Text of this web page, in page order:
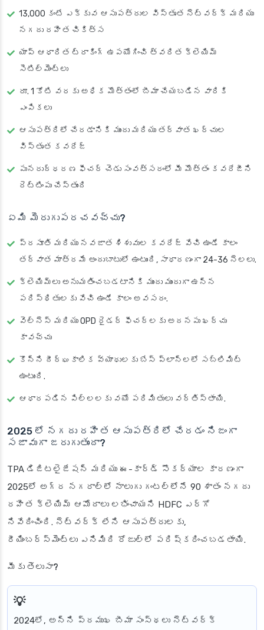
13,000 కంటే ఎక్కువ ఆసుపత్రుల విస్తృత నెట్‌వర్క్ మరియు
నగదు రహిత చికిత్స
యాప్ ఆధారిత ట్రాకింగ్ ఉపయోగించి త్వరిత క్లెయిమ్
సెటిల్‌మెంట్లు
రూ. 1 కోటి వరకు అధిక మొత్తంలో బీమా చేయబడిన వారికి
ఎంపికలు
ఆసుపత్రిలో చేరడానికి ముందు మరియు తర్వాత ఖర్చుల
విస్తృత కవరేజ్
పునరుద్ధరణ ఫీచర్ చెడు సంవత్సరంలో మీ మొత్తం కవరేజీని
రెట్టింపు చేస్తుంది
ఏమి మెరుగుపరచవచ్చు?
ప్రసూతి మరియు నవజాత శిశువుల కవరేజ్ వేచి ఉండే కాలం
తర్వాత మాత్రమే అందుబాటులో ఉంటుంది, సాధారణంగా 24-36 నెలలు.
క్లెయిమ్‌లు అనుమతించబడటానికి ముందు ముందుగా ఉన్న
పరిస్థితులకు వేచి ఉండే కాలం అవసరం.
వెల్నెస్ మరియు OPD రైడర్ ఫీచర్లకు అదనపు ఖర్చు
కావచ్చు
కొన్ని దీర్ఘకాలిక వ్యాధులకు బేస్ ప్లాన్‌లలో సబ్‌లిమిట్
ఉంటుంది.
ఆధారపడిన పిల్లలకు వయో పరిమితులు వర్తిస్తాయి.
2025 లో నగదు రహిత ఆసుపత్రిలో చేరడం నిజంగా
సజావుగా జరుగుతుందా?
TPA డిజిటలైజేషన్ మరియు ఈ-కార్డ్ సౌకర్యాల కారణంగా
2025లో అగ్ర నగరాల్లో నాలుగు గంటల్లోనే 90 శాతం నగదు
రహిత క్లెయిమ్ ఆమోదాలు లభించాయని HDFC ఎర్గో
నివేదించింది. నెట్‌వర్క్ లేని ఆసుపత్రులకు,
రీయింబర్స్‌మెంట్‌లు ఎనిమిది రోజుల్లో పరిష్కరించబడతాయి.
మీకు తెలుసా?
2024లో, అన్ని ప్రముఖ బీమా సంస్థలు నెట్‌వర్క్